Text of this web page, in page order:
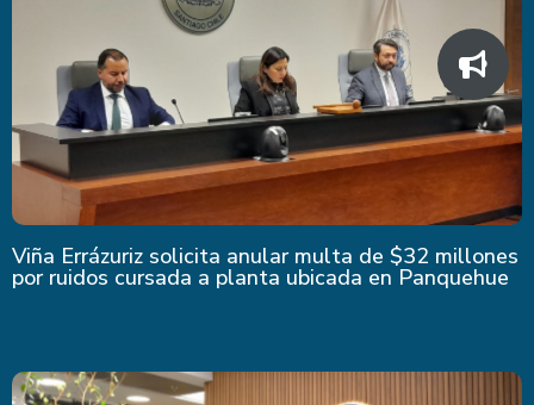
Viña Errázuriz solicita anular multa de $32 millones
por ruidos cursada a planta ubicada en Panquehue